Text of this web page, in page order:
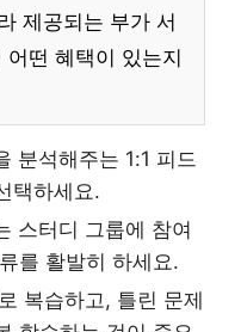
제공되는 부가 서
떤 혜택이 있는지
분석해주는 1:1 피드
택하세요.
스터디 그룹에 참여
를 활발히 하세요.
복습하고, 틀린 문제